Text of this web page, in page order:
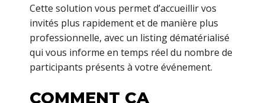
Cette solution vous permet d’accueillir vos
invités plus rapidement et de manière plus
professionnelle, avec un listing dématérialisé
qui vous informe en temps réel du nombre de
participants présents à votre événement.
COMMENT CA